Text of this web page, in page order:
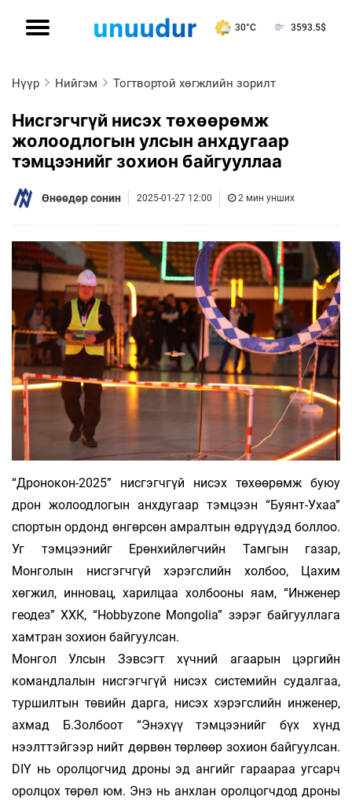
30°C 3593.5$
Нүүр Нийгэм Тогтвортой хөгжлийн зорилт
Нисгэгчгүй нисэх төхөөрөмж
жолоодлогын улсын анхдугаар
тэмцээнийг зохион байгууллаа
Өнөөдөр сонин 2025-01-27 12:00 2 мин унших
“Дронокон-2025” нисгэгчгүй нисэх төхөө­рөмж буюу
дрон жолоодлогын анх­ду­гаар тэм­­цээн “Буянт-Ухаа”
спортын ордонд өнгөр­сөн ам­рал­тын өдрүүдэд боллоо.
Уг тэмцээнийг Ерөн­­­хий­лөгчийн Тамгын газар,
Монголын нис­­­­гэгч­­гүй хэрэгслийн холбоо, Цахим
хөгжил, ин­­новац, ха­рил­цаа холбооны яам, “Инженер
геодез” ХХК, “Hobbyzone Mongolia” зэрэг бай­гууллага
хамт­ран зохион байгуулсан.
Монгол Улсын Зэвсэгт хүчний агаарын цэр­­­гийн
командлалын нисгэгчгүй нисэх сис­те­­мийн судалгаа,
туршилтын төвийн дарга, ни­­­сэх хэрэгслийн инженер,
ахмад Б.Золбоот “Энэ­хүү тэмцээнийг бүх хүнд
нээлттэйгээр нийт дөрвөн төрлөөр зохион байгуулсан.
DIY нь орол­цогчид дроны эд ангийг гараараа угсарч
орол­цох төрөл юм. Энэ нь анхлан оролцогчдод дроны